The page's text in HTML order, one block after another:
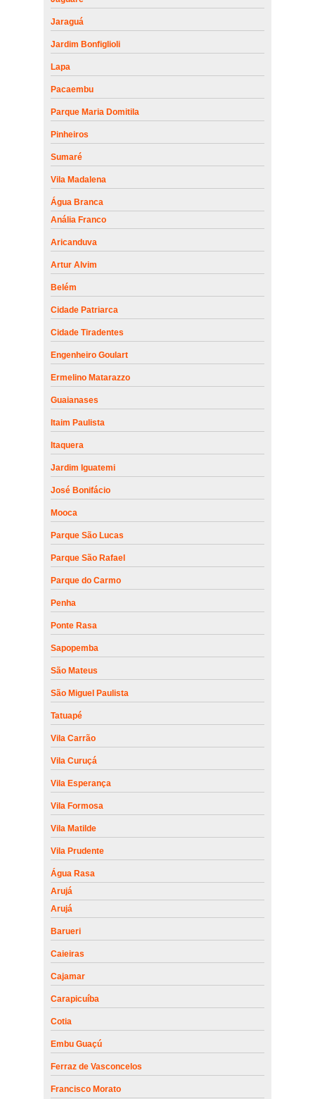
Jaraguá
Jardim Bonfiglioli
Lapa
Pacaembu
Parque Maria Domitila
Pinheiros
Sumaré
Vila Madalena
Água Branca
Anália Franco
Aricanduva
Artur Alvim
Belém
Cidade Patriarca
Cidade Tiradentes
Engenheiro Goulart
Ermelino Matarazzo
Guaianases
Itaim Paulista
Itaquera
Jardim Iguatemi
José Bonifácio
Mooca
Parque São Lucas
Parque São Rafael
Parque do Carmo
Penha
Ponte Rasa
Sapopemba
São Mateus
São Miguel Paulista
Tatuapé
Vila Carrão
Vila Curuçá
Vila Esperança
Vila Formosa
Vila Matilde
Vila Prudente
Água Rasa
Arujá
Arujá
Barueri
Caieiras
Cajamar
Carapicuíba
Cotia
Embu Guaçú
Ferraz de Vasconcelos
Francisco Morato